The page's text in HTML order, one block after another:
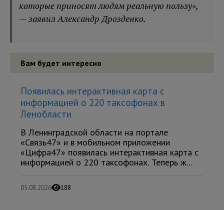
которые приносят людям реальную пользу»,
— заявил Александр Дрозденко.
Вам будет интересно
Появилась интерактивная карта с
информацией о 220 таксофонах в
Ленобласти
В Ленинградской области на портале
«Связь47» и в мобильном приложении
«Цифра47» появилась интерактивная карта с
информацией о 220 таксофонах. Теперь ж...
05.08.2026 188